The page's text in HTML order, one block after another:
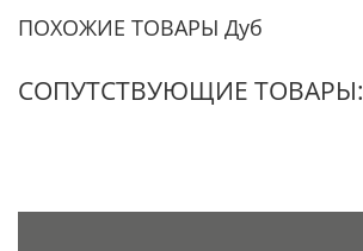
ПОХОЖИЕ ТОВАРЫ Дуб
СОПУТСТВУЮЩИЕ ТОВАРЫ: